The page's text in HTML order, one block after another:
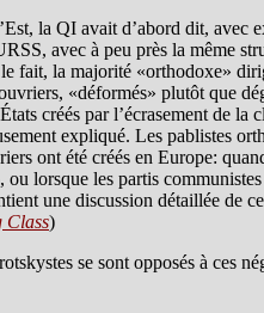
la QI avait d’abord dit, avec
avec à peu près la même
fait, la majorité «orthodoxe»
«déformés» plutôt que
créés par l’écrasement de la
expliqué. Les pablistes
ont été créés en Europe:
ou lorsque les partis
une discussion détaillée de
Class)
se sont opposés à ces